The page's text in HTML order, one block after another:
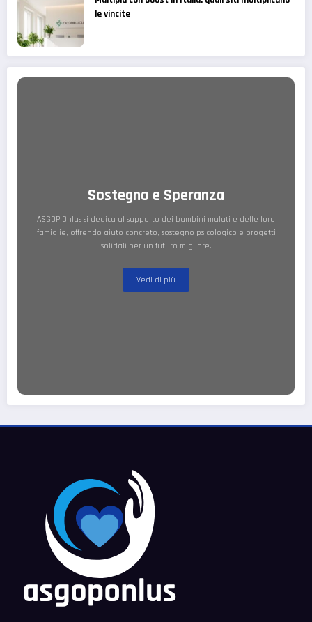
le vincite
Sostegno e Speranza
ASGOP Onlus si dedica al supporto dei bambini malati e delle loro
famiglie, offrendo aiuto concreto, sostegno psicologico e progetti
solidali per un futuro migliore.
Vedi di più